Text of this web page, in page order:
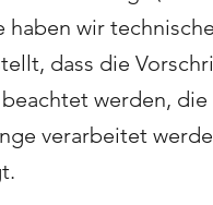
haben wir
dass die
werden,
verarbeitet